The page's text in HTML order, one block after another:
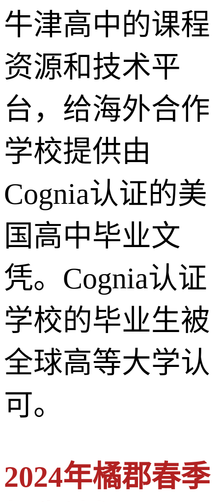
牛津高中的课程
资源和技术平
台，给海外合作
学校提供由
Cognia认证的美
国高中毕业文
凭。Cognia认证
学校的毕业生被
全球高等大学认
可。
2024年橘郡春季